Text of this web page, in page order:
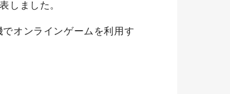
しました。
オンラインゲームを利用す